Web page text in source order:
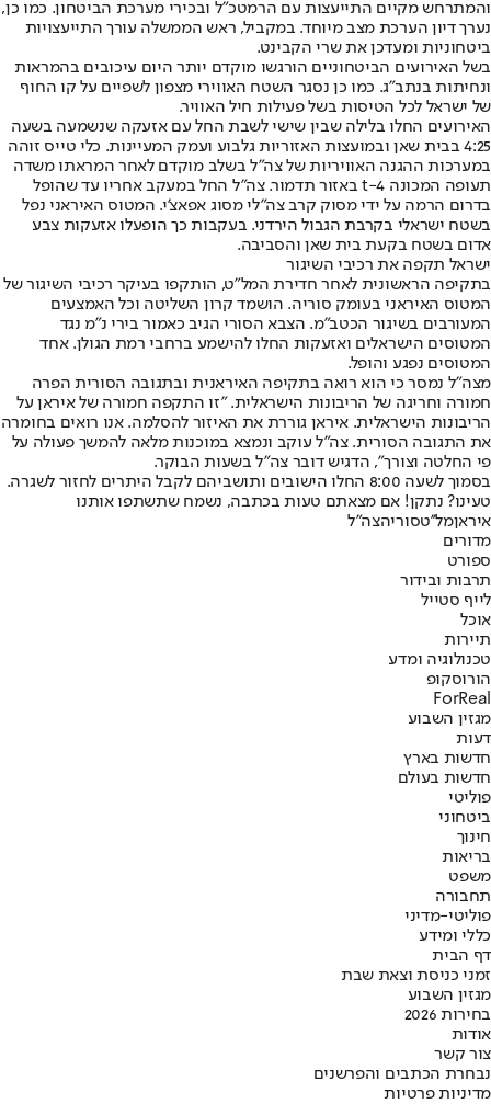
והמתרחש מקיים התייעצות עם הרמטכ"ל ובכירי מערכת הביטחון. כמו כן,
נערך דיון הערכת מצב מיוחד. במקביל, ראש הממשלה עורך התייעצויות
ביטחוניות ומעדכן את שרי הקבינט.
בשל האירועים הביטחוניים הורגשו מוקדם יותר היום עיכובים בהמראות
ונחיתות בנתב"ג. כמו כן נסגר השטח האווירי מצפון לשפיים על קו החוף
של ישראל לכל הטיסות בשל פעילות חיל האוויר.
האירועים החלו בלילה שבין שישי לשבת החל עם אזעקה שנשמעה בשעה
4:25 בבית שאן ובמועצות האזוריות גלבוע ועמק המעיינות. כלי טייס זוהה
במערכות ההגנה האוויריות של צה"ל בשלב מוקדם לאחר המראתו משדה
תעופה המכונה t-4 באזור תדמור. צה"ל החל במעקב אחריו עד שהופל
בדרום הרמה על ידי מסוק קרב צה"לי מסוג אפאצ'י. המטוס האיראני נפל
בשטח ישראלי בקרבת הגבול הירדני. בעקבות כך הופעלו אזעקות צבע
אדום בשטח בקעת בית שאן והסביבה.
ישראל תקפה את רכיבי השיגור
בתקיפה הראשונית לאחר חדירת המל"ט, הותקפו בעיקר רכיבי השיגור של
המטוס האיראני בעומק סוריה. הושמד קרון השליטה וכל האמצעים
המעורבים בשיגור הכטב"מ. הצבא הסורי הגיב כאמור בירי נ"מ נגד
המטוסים הישראלים ואזעקות החלו להישמע ברחבי רמת הגולן. אחד
המטוסים נפגע והופל.
מצה"ל נמסר כי הוא רואה בתקיפה האיראנית ובתגובה הסורית הפרה
חמורה וחריגה של הריבונות הישראלית. "זו התקפה חמורה של איראן על
הריבונות הישראלית. איראן גוררת את האיזור להסלמה. אנו רואים בחומרה
את התגובה הסורית. צה"ל עוקב ונמצא במוכנות מלאה להמשך פעולה על
פי החלטה וצורך", הדגיש דובר צה"ל בשעות הבוקר.
בסמוך לשעה 8:00 החלו הישובים ותושביהם לקבל היתרים לחזור לשגרה.
טעינו? נתקן! אם מצאתם טעות בכתבה, נשמח שתשתפו אותנו
איראןמל''טסוריהצה"ל
מדורים
ספורט
תרבות ובידור
לייף סטייל
אוכל
תיירות
טכנולוגיה ומדע
הורוסקופ
ForReal
מגזין השבוע
דעות
חדשות בארץ
חדשות בעולם
פוליטי
ביטחוני
חינוך
בריאות
משפט
תחבורה
פוליטי-מדיני
כללי ומידע
דף הבית
זמני כניסת וצאת שבת
מגזין השבוע
בחירות 2026
אודות
צור קשר
נבחרת הכתבים והפרשנים
מדיניות פרטיות